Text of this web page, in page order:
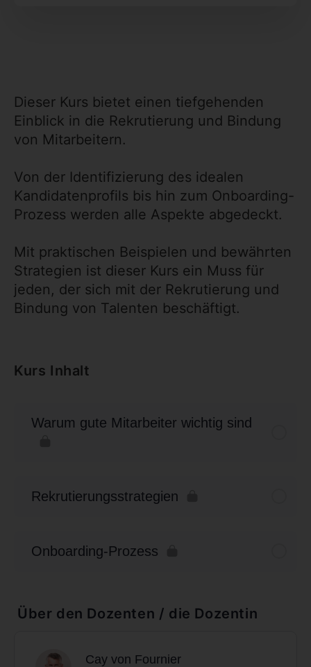
Dieser Kurs bietet einen tiefgehenden
Einblick in die Rekrutierung und Bindung
von Mitarbeitern.
Von der Identifizierung des idealen
Kandidatenprofils bis hin zum Onboarding-
Prozess werden alle Aspekte abgedeckt.
Mit praktischen Beispielen und bewährten
Strategien ist dieser Kurs ein Muss für
jeden, der sich mit der Rekrutierung und
Bindung von Talenten beschäftigt.
Kurs Inhalt
Warum gute Mitarbeiter wichtig sind
Rekrutierungsstrategien
Onboarding-Prozess
Über den Dozenten / die Dozentin
Cay von Fournier